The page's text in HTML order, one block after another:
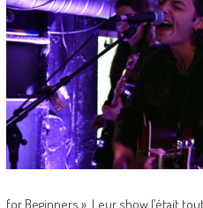
for Beginners ». Leur show l’était